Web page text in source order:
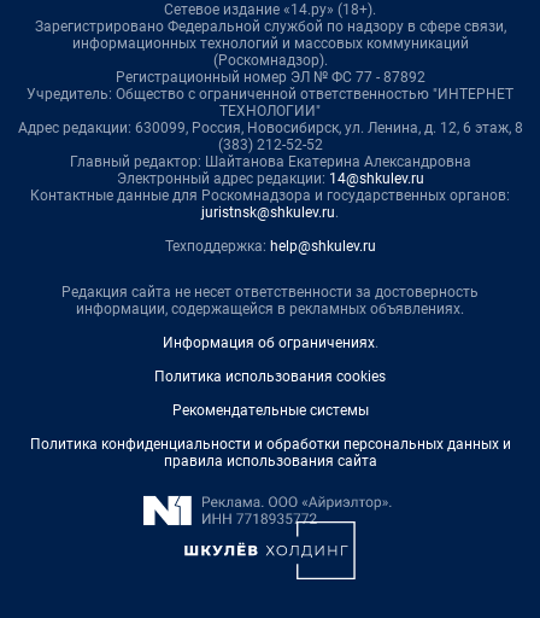
Сетевое издание «14.ру» (18+).
Зарегистрировано Федеральной службой по надзору в сфере связи,
информационных технологий и массовых коммуникаций
(Роскомнадзор).
Регистрационный номер ЭЛ № ФС 77 - 87892
Учредитель: Общество с ограниченной ответственностью "ИНТЕРНЕТ
ТЕХНОЛОГИИ"
Адрес редакции: 630099, Россия, Новосибирск, ул. Ленина, д. 12, 6 этаж, 8
(383) 212-52-52
Главный редактор: Шайтанова Екатерина Александровна
Электронный адрес редакции: 14@shkulev.ru
Контактные данные для Роскомнадзора и государственных органов:
juristnsk@shkulev.ru.
Техподдержка: help@shkulev.ru
Редакция сайта не несет ответственности за достоверность
информации, содержащейся в рекламных объявлениях.
Информация об ограничениях.
Политика использования cookies
Рекомендательные системы
Политика конфиденциальности и обработки персональных данных и
правила использования сайта